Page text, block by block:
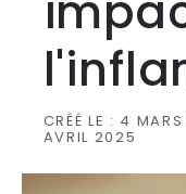
CRÉÉ LE : 4
AVRIL 2025